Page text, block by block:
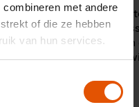
met andere
of die ze hebben
van hun services.
staat
af te
op
"Een
van het
nagekomen
plezierige